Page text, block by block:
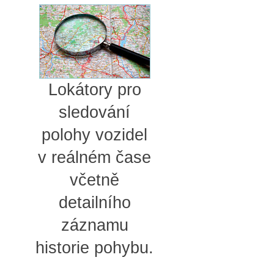
Lokátory pro
sledování
polohy vozidel
v reálném čase
včetně
detailního
záznamu
historie pohybu.